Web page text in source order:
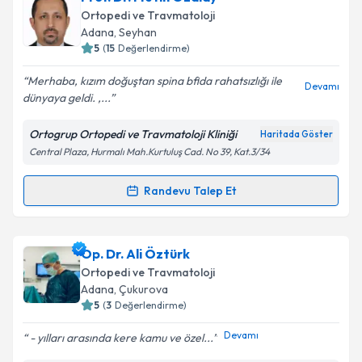
oluşturun. Size bu uzmandan randevu almanız için bir
takvim hazırlandığında e-posta ile bilgilendireceğiz.
Kişisel verilerimin işlenmesine ilişkin
Aydınlatma
Metni'ni okudum ve kişisel verilerimin belirtilen
kapsamda işlenmesini kabul ediyorum.
Ortopedi ve Travmatoloji
Adana, Seyhan
5 (15 Değerlendirme)
Merhaba, kızım doğuştan spina bfida rahatsızlığı ile
dünyaya geldi. ,...
Devamı
Ortogrup Ortopedi ve Travmatoloji Kliniği Haritada Göster
Central Plaza, Hurmalı Mah.Kurtuluş Cad. No 39, Kat.3/34
Randevu Talep Et
Randevu Takvimi Talebi
Prof. Dr. Metin Özalayiçin randevu takvimi talebi
oluşturun. Size bu uzmandan randevu almanız için bir
takvim hazırlandığında e-posta ile bilgilendireceğiz.
Op. Dr. Ali Öztürk
Ortopedi ve Travmatoloji
Adana, Çukurova
5 (3 Değerlendirme)
- yılları arasında kere kamu ve özel... Devamı